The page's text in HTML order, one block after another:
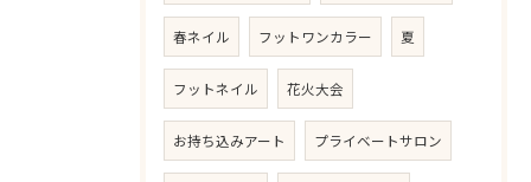
春ネイル フットワンカラー 夏
フットネイル 花火大会
お持ち込みアート プライベートサロン